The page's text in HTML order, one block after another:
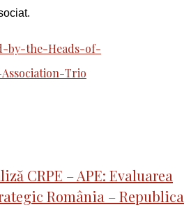
by-the-Heads-of-
Trio
CRPE – APE: Evaluarea
România – Republica